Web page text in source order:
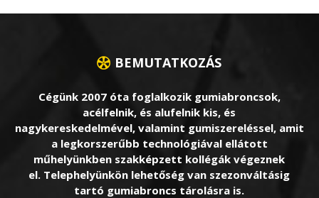
BEMUTATKOZÁS
Cégünk 2007 óta foglalkozik gumiabroncsok,
acélfelnik, és alufelnik kis, és
nagykereskedelmével, valamint gumiszereléssel, amit
a legkorszerűbb technológiával ellátott
műhelyünkben szakképzett kollégák végeznek
el. Telephelyünkön lehetőség van szezonváltásig
tartó gumiabroncs tárolásra is.